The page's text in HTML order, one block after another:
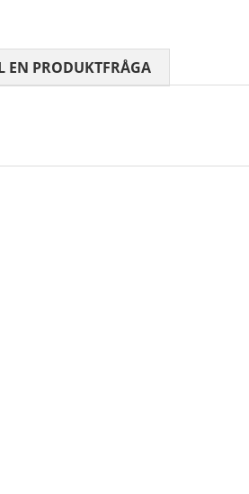
0 AV 5 ANTAL BETYG 0
EN PRODUKTFRÅGA